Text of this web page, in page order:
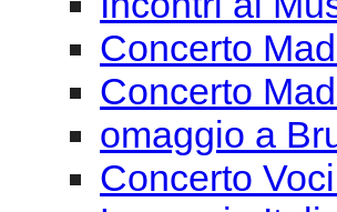
Concerto
Concerto
omaggio a
Concerto